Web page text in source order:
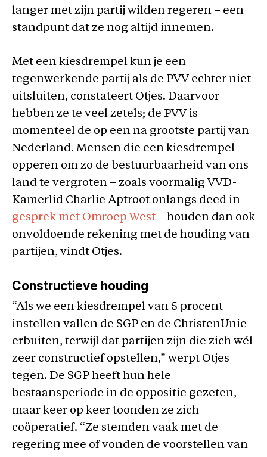
langer met zijn partij wilden regeren – een
standpunt dat ze nog altijd innemen.
Met een kiesdrempel kun je een
tegenwerkende partij als de PVV echter niet
uitsluiten, constateert Otjes. Daarvoor
hebben ze te veel zetels; de PVV is
momenteel de op een na grootste partij van
Nederland. Mensen die een kiesdrempel
opperen om zo de bestuurbaarheid van ons
land te vergroten – zoals voormalig VVD-
Kamerlid Charlie Aptroot onlangs deed in
gesprek met Omroep West – houden dan ook
onvoldoende rekening met de houding van
partijen, vindt Otjes.
Constructieve houding
“Als we een kiesdrempel van 5 procent
instellen vallen de SGP en de ChristenUnie
erbuiten, terwijl dat partijen zijn die zich wél
zeer constructief opstellen,” werpt Otjes
tegen. De SGP heeft hun hele
bestaansperiode in de oppositie gezeten,
maar keer op keer toonden ze zich
coöperatief. “Ze stemden vaak met de
regering mee of vonden de voorstellen van